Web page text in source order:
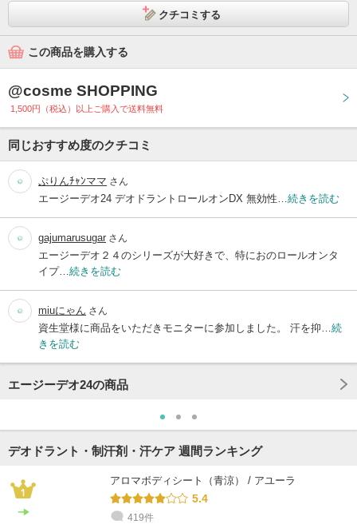
クチコミする
この商品を購入する
@cosme SHOPPING
1,500円（税込）以上ご購入で送料無料
同じおすすめ度のクチコミ
ぷりんﾁｬﾝママ さん
エージーデオ24 デオドラントロールオンDX 無効性… 続きを読む
gajumarusugar さん
エージーデオ２４のシリーズが大好きで、特におのロールオンタ
イプ… 続きを読む
miuにゃん さん
資生堂様に商品をいただきモニターに参加しました。 汗を抑… 続
きを読む
エージーデオ24の商品
デオドラント・制汗剤・汗ケア 週間ランキング
アロマボディシート（青涼） / アユーラ
5.4
419件